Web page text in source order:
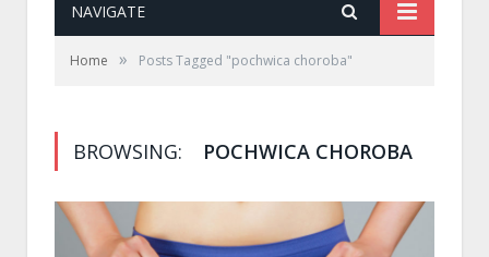
NAVIGATE
Home » Posts Tagged "pochwica choroba"
BROWSING: POCHWICA CHOROBA